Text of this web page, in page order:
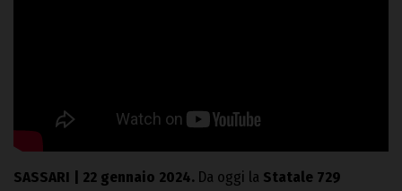
SASSARI | 22 gennaio 2024. Da oggi la Statale 729